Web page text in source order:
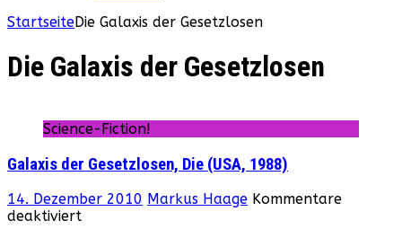
StartseiteDie Galaxis der Gesetzlosen
Die Galaxis der Gesetzlosen
Science-Fiction!
Galaxis der Gesetzlosen, Die (USA, 1988)
14. Dezember 2010 Markus Haage Kommentare
deaktiviertfür